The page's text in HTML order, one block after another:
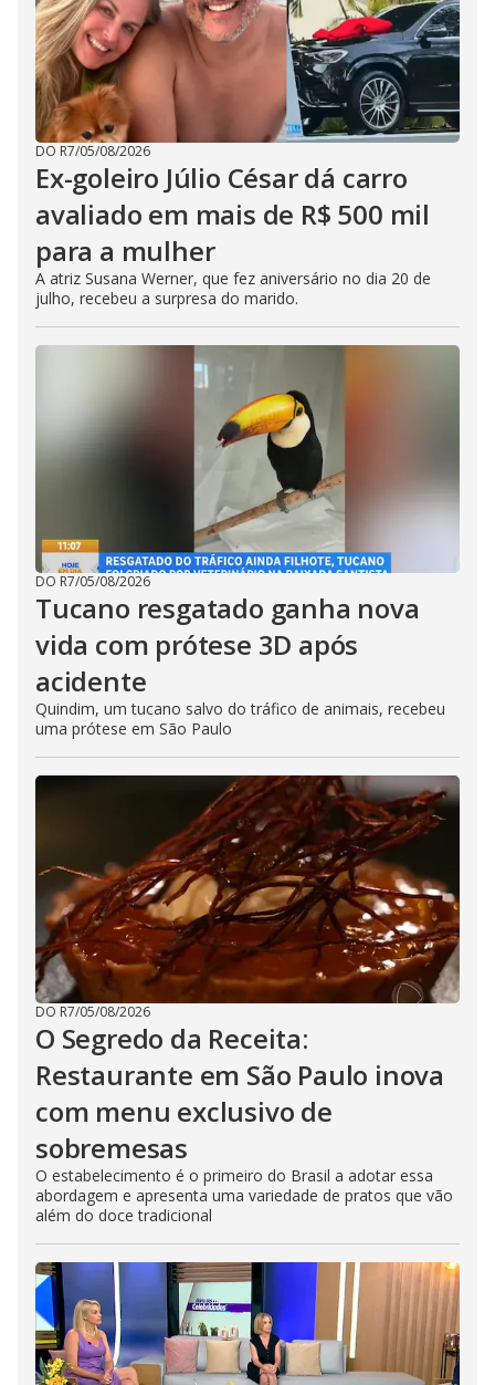
DO R7/05/08/2026
Ex-goleiro Júlio César dá carro
avaliado em mais de R$ 500 mil
para a mulher
A atriz Susana Werner, que fez aniversário no dia 20 de
julho, recebeu a surpresa do marido.
DO R7/05/08/2026
Tucano resgatado ganha nova
vida com prótese 3D após
acidente
Quindim, um tucano salvo do tráfico de animais, recebeu
uma prótese em São Paulo
DO R7/05/08/2026
O Segredo da Receita:
Restaurante em São Paulo inova
com menu exclusivo de
sobremesas
O estabelecimento é o primeiro do Brasil a adotar essa
abordagem e apresenta uma variedade de pratos que vão
além do doce tradicional